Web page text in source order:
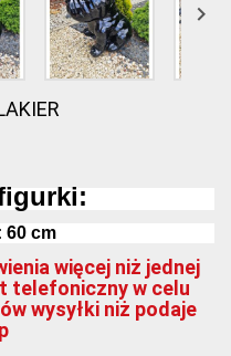

60 cm
więcej niż jednej
telefoniczny w celu
wysyłki niż podaje